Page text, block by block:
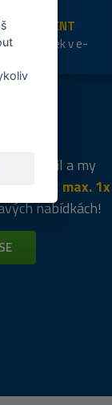
SORTIMENT
tis. položek v e-
e-mail a my
max. 1x
nabídkách!